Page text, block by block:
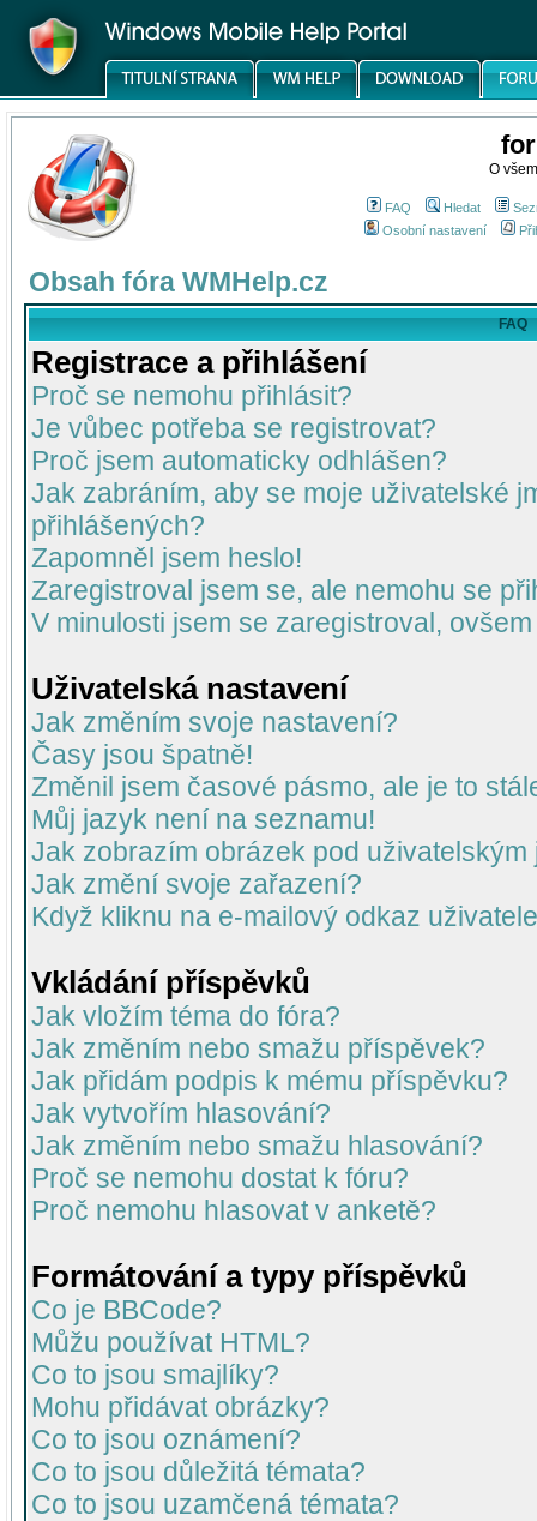
O
FAQ Hledat
Osobní nastavení
Obsah fóra WMHelp.cz
FAQ
Registrace a přihlášení
Proč se nemohu přihlásit?
Je vůbec potřeba se registrovat?
Proč jsem automaticky odhlášen?
Jak zabráním, aby se moje uživatelské
přihlášených?
Zapomněl jsem heslo!
Zaregistroval jsem se, ale nemohu se
V minulosti jsem se zaregistroval,
Uživatelská nastavení
Jak změním svoje nastavení?
Časy jsou špatně!
Změnil jsem časové pásmo, ale je to
Můj jazyk není na seznamu!
Jak zobrazím obrázek pod uživatelským
Jak změní svoje zařazení?
Když kliknu na e-mailový odkaz
Vkládání příspěvků
Jak vložím téma do fóra?
Jak změním nebo smažu příspěvek?
Jak přidám podpis k mému příspěvku?
Jak vytvořím hlasování?
Jak změním nebo smažu hlasování?
Proč se nemohu dostat k fóru?
Proč nemohu hlasovat v anketě?
Formátování a typy příspěvků
Co je BBCode?
Můžu používat HTML?
Co to jsou smajlíky?
Mohu přidávat obrázky?
Co to jsou oznámení?
Co to jsou důležitá témata?
Co to jsou uzamčená témata?